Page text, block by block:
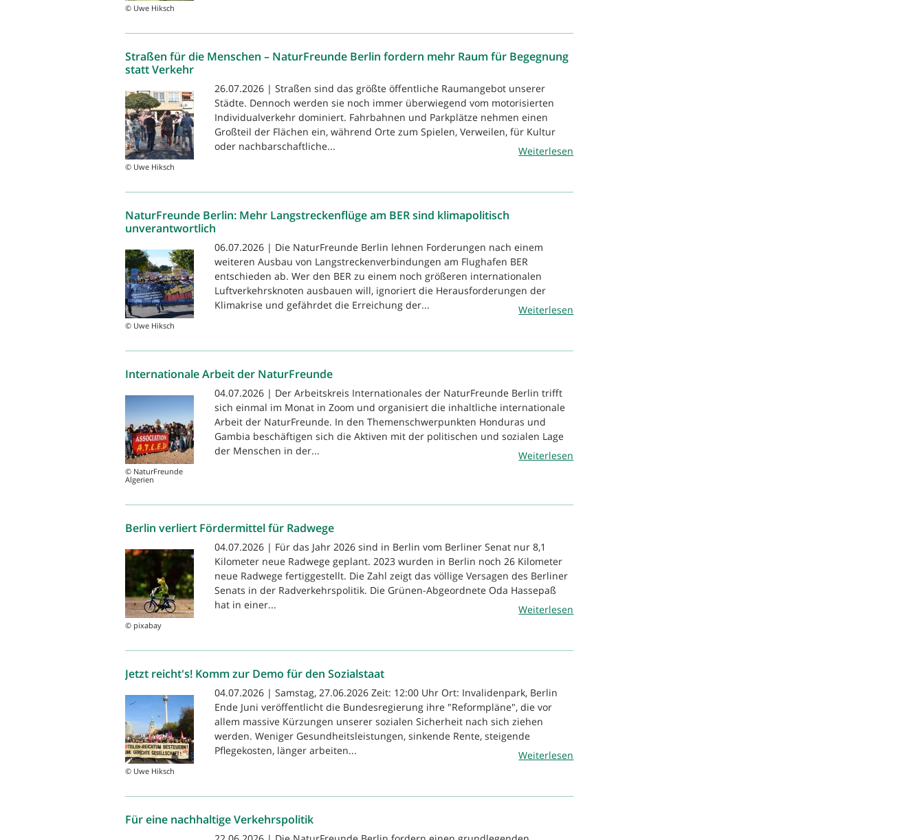
© Uwe Hiksch
Straßen für die Menschen – NaturFreunde Berlin fordern mehr Raum für Begegnung
statt Verkehr
© Uwe Hiksch
26.07.2026 | Straßen sind das größte öffentliche Raumangebot unserer
Städte. Dennoch werden sie noch immer überwiegend vom motorisierten
Individualverkehr dominiert. Fahrbahnen und Parkplätze nehmen einen
Großteil der Flächen ein, während Orte zum Spielen, Verweilen, für Kultur
oder nachbarschaftliche...
Weiterlesen
NaturFreunde Berlin: Mehr Langstreckenflüge am BER sind klimapolitisch
unverantwortlich
© Uwe Hiksch
06.07.2026 | Die NaturFreunde Berlin lehnen Forderungen nach einem
weiteren Ausbau von Langstreckenverbindungen am Flughafen BER
entschieden ab. Wer den BER zu einem noch größeren internationalen
Luftverkehrsknoten ausbauen will, ignoriert die Herausforderungen der
Klimakrise und gefährdet die Erreichung der...
Weiterlesen
Internationale Arbeit der NaturFreunde
© NaturFreunde
Algerien
04.07.2026 | Der Arbeitskreis Internationales der NaturFreunde Berlin trifft
sich einmal im Monat in Zoom und organisiert die inhaltliche internationale
Arbeit der NaturFreunde. In den Themenschwerpunkten Honduras und
Gambia beschäftigen sich die Aktiven mit der politischen und sozialen Lage
der Menschen in der...
Weiterlesen
Berlin verliert Fördermittel für Radwege
© pixabay
04.07.2026 | Für das Jahr 2026 sind in Berlin vom Berliner Senat nur 8,1
Kilometer neue Radwege geplant. 2023 wurden in Berlin noch 26 Kilometer
neue Radwege fertiggestellt. Die Zahl zeigt das völlige Versagen des Berliner
Senats in der Radverkehrspolitik. Die Grünen-Abgeordnete Oda Hassepaß
hat in einer...
Weiterlesen
Jetzt reicht's! Komm zur Demo für den Sozialstaat
© Uwe Hiksch
04.07.2026 | Samstag, 27.06.2026 Zeit: 12:00 Uhr Ort: Invalidenpark, Berlin
Ende Juni veröffentlicht die Bundesregierung ihre "Reformpläne", die vor
allem massive Kürzungen unserer sozialen Sicherheit nach sich ziehen
werden. Weniger Gesundheitsleistungen, sinkende Rente, steigende
Pflegekosten, länger arbeiten...
Weiterlesen
Für eine nachhaltige Verkehrspolitik